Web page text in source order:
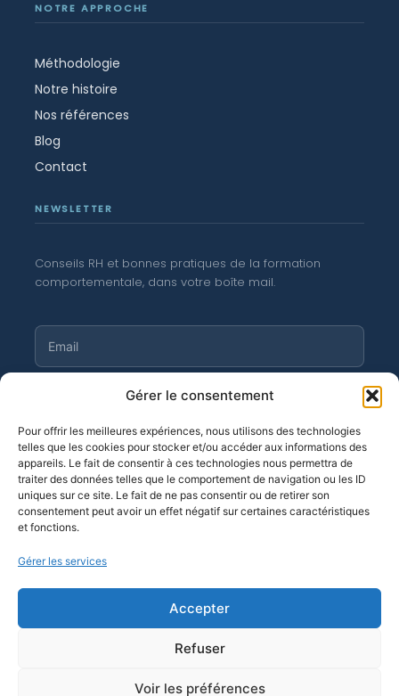
Gérer le consentement
Pour offrir les meilleures expériences, nous utilisons des technologies
telles que les cookies pour stocker et/ou accéder aux informations des
appareils. Le fait de consentir à ces technologies nous permettra de
traiter des données telles que le comportement de navigation ou les ID
uniques sur ce site. Le fait de ne pas consentir ou de retirer son
consentement peut avoir un effet négatif sur certaines caractéristiques
et fonctions.
Gérer les services
Accepter
Refuser
Voir les préférences
NOTRE APPROCHE
Méthodologie
Notre histoire
Nos références
Blog
Contact
NEWSLETTER
Conseils RH et bonnes pratiques de la formation
comportementale, dans votre boîte mail.
S'abonner
©Moortgat 2026· OF n° 11 94 04 256 94